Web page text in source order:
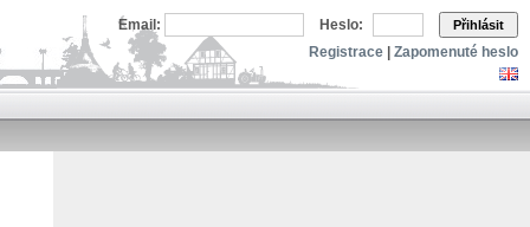
Email: Heslo: Přihlásit
Registrace Zapomenuté heslo